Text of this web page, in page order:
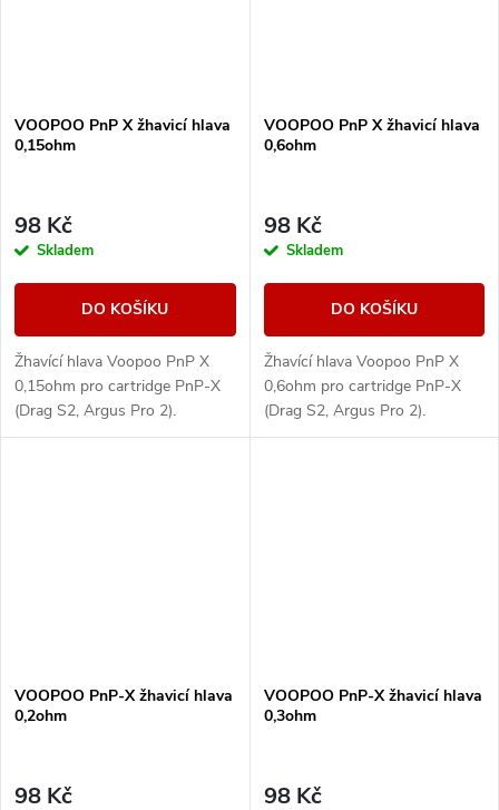
VOOPOO PnP X žhavicí hlava
0,15ohm
98 Kč
Skladem
DO KOŠÍKU
Žhavící hlava Voopoo PnP X
0,15ohm pro cartridge PnP-X
(Drag S2, Argus Pro 2).
VOOPOO PnP X žhavicí hlava
0,6ohm
98 Kč
Skladem
DO KOŠÍKU
Žhavící hlava Voopoo PnP X
0,6ohm pro cartridge PnP-X
(Drag S2, Argus Pro 2).
VOOPOO PnP-X žhavicí hlava
0,2ohm
98 Kč
VOOPOO PnP-X žhavicí hlava
0,3ohm
98 Kč